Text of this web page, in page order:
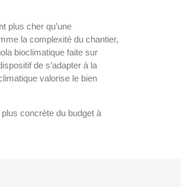
plus cher qu’une
la complexité du chantier,
bioclimatique faite sur
de s’adapter à la
valorise le bien
concrète du budget à